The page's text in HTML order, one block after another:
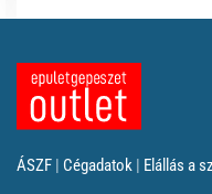
ÁSZF | Cégadatok | Elállás a